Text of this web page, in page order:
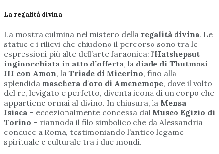
La regalità divina
La mostra culmina nel mistero della regalità divina. Le
statue e i rilievi che chiudono il percorso sono tra le
espressioni più alte dell’arte faraonica: l’Hatshepsut
inginocchiata in atto d’offerta, la diade di Thutmosi
III con Amon, la Triade di Micerino, fino alla
splendida maschera d’oro di Amenemope, dove il volto
del re, levigato e perfetto, diventa icona di un corpo che
appartiene ormai al divino. In chiusura, la Mensa
Isiaca – eccezionalmente concessa dal Museo Egizio di
Torino – riannoda il filo simbolico che da Alessandria
conduce a Roma, testimoniando l’antico legame
spirituale e culturale tra i due mondi.